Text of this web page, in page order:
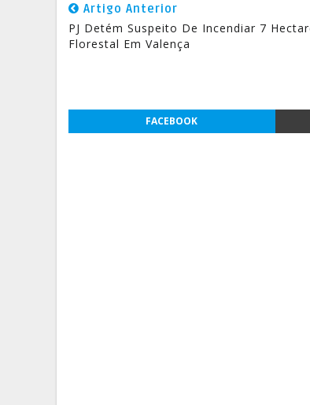
Artigo Anterior
PJ Detém Suspeito De Incendiar 7
Florestal Em Valença
FACEBOOK